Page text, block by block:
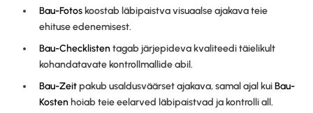
Bau-Fotos koostab läbipaistva visuaalse ajakava teie
ehituse edenemisest.
Bau-Checklistentagab järjepideva kvaliteedi täielikult
kohandatavate kontrollmallide abil.
Bau-Zeitpakub usaldusväärset ajakava, samal ajal kuiBau-
Kosten hoiab teie eelarved läbipaistvad ja kontrolli all.